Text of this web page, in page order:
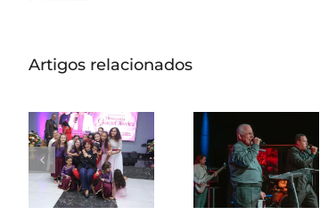
Artigos relacionados
Missionária
celebra 75
anos em
culto de
ação de
graças na
Apóstolo Jair
de Oliveira
ministra em
noite de
avivamento